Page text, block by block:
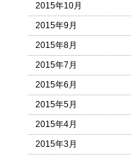
2015年10月
2015年9月
2015年8月
2015年7月
2015年6月
2015年5月
2015年4月
2015年3月